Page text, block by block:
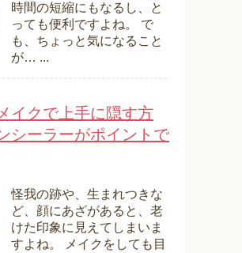
時間の短縮にもなるし、と
っても便利ですよね。 で
も、ちょっと気になること
が… ...
イクで上手に隠す方
シーラーがポイントで
怪我の跡や、生まれつきな
ど、顔にあざがあると、老
けた印象に見えてしまいま
すよね。 メイクをしても目